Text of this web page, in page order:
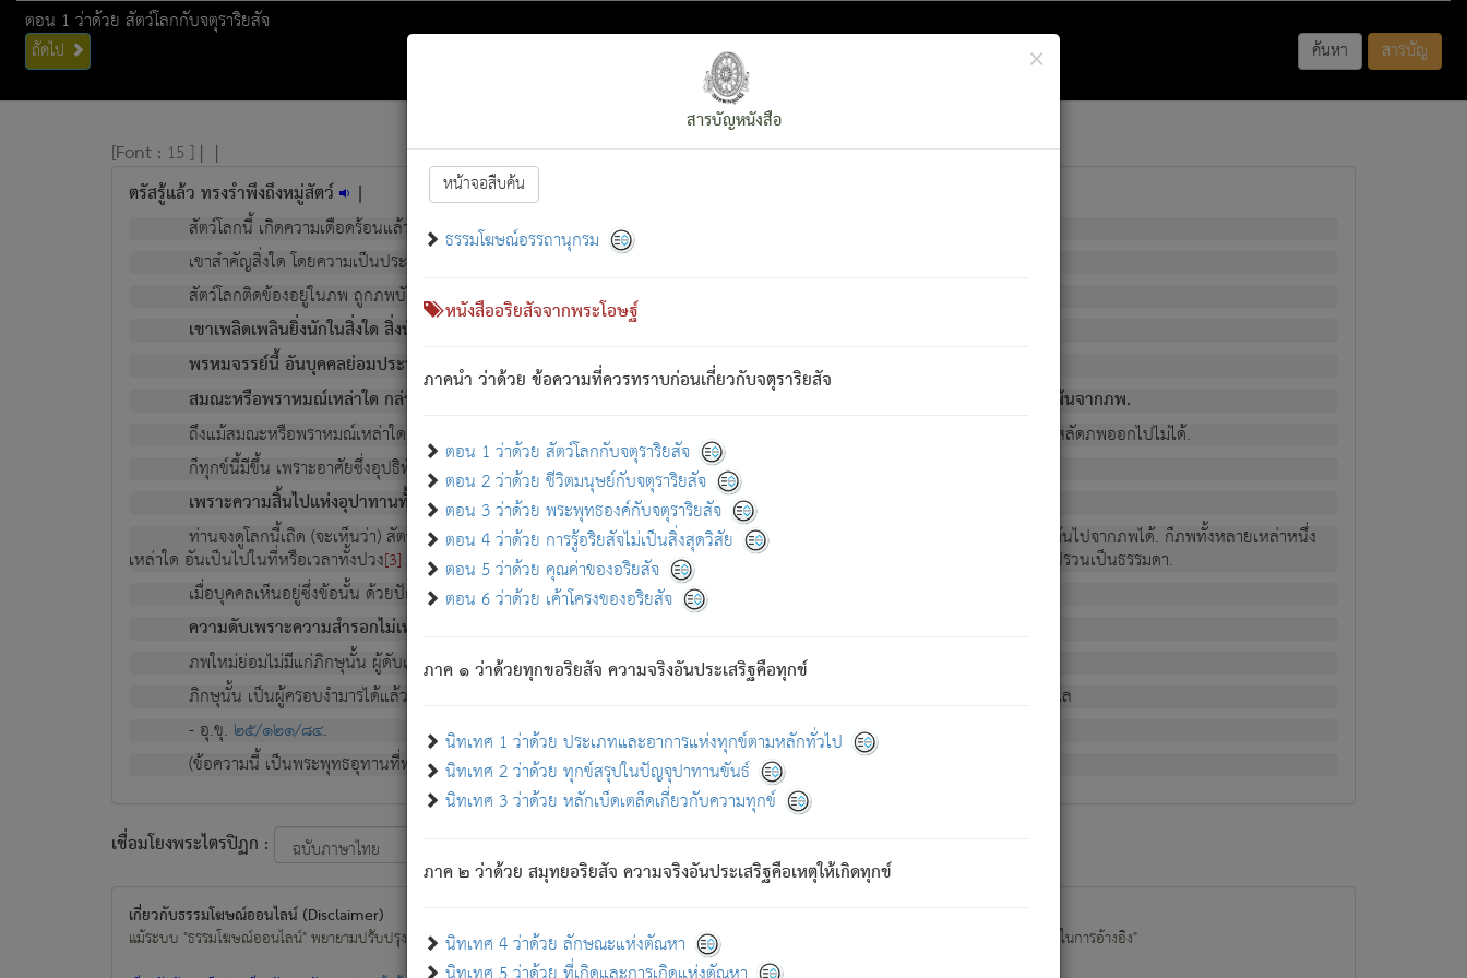
ตอน 1 ว่าด้วย สัตว์โลกกับจตุราริยสัจ
ถัดไป ค้นหา สารบัญ
×
สารบัญหนังสือ
หน้าจอสืบค้น
ธรรมโฆษณ์อรรถานุกรม
หนังสืออริยสัจจากพระโอษฐ์
ภาคนำ ว่าด้วย ข้อความที่ควรทราบก่อนเกี่ยวกับจตุราริยสัจ
ตอน 1 ว่าด้วย สัตว์โลกกับจตุราริยสัจ
ตอน 2 ว่าด้วย ชีวิตมนุษย์กับจตุราริยสัจ
ตอน 3 ว่าด้วย พระพุทธองค์กับจตุราริยสัจ
ตอน 4 ว่าด้วย การรู้อริยสัจไม่เป็นสิ่งสุดวิสัย
ตอน 5 ว่าด้วย คุณค่าของอริยสัจ
ตอน 6 ว่าด้วย เค้าโครงของอริยสัจ
ภาค ๑ ว่าด้วยทุกขอริยสัจ ความจริงอันประเสริฐคือทุกข์
นิทเทศ 1 ว่าด้วย ประเภทและอาการแห่งทุกข์ตามหลักทั่วไป
นิทเทศ 2 ว่าด้วย ทุกข์สรุปในปัญจุปาทานขันธ์
นิทเทศ 3 ว่าด้วย หลักเบ็ดเตล็ดเกี่ยวกับความทุกข์
ภาค ๒ ว่าด้วย สมุทยอริยสัจ ความจริงอันประเสริฐคือเหตุให้เกิดทุกข์
นิทเทศ 4 ว่าด้วย ลักษณะแห่งตัณหา
[Font : 15 ] | |
ตรัสรู้แล้ว ทรงรำพึงถึงหมู่สัตว์ |
สัตว์โลกนี้ เกิดความเดือดร้อนแล้ว มีผัสสะบังหน้า[1]ย่อมกล่าวซึ่งโรค (ความเสียดแทง) นั้นโดยความเป็นตัวเป็นตน
เขาสำคัญสิ่งใด โดยความเป็นประการใด แต่สิ่งนั้นย่อมเป็น (ตามที่เป็นจริง) โดยประการอื่นจากที่เขาสำคัญนั้น
สัตว์โลกติดข้องอยู่ในภพ ถูกภพบังหน้าแล้ว มีภพโดยความเป็นอย่างอื่น (จากที่มันเป็นอยู่จริง) จึงได้เพลิดเพลินยิ่งนักในภพนั้น
เขาเพลิดเพลินยิ่งนักในสิ่งใด สิ่งนั้นเป็นภัย (ที่เขาไม่รู้จัก) : เขากลัวต่อสิ่งใดสิ่งนั้นเป็นทุกข์
พรหมจรรย์นี้ อันบุคคลย่อมประพฤติ ก็เพื่อการละขาดซึ่งภพ.
สมณะหรือพราหมณ์เหล่าใด กล่าวความหลุดพ้นจากภพว่ามีได้เพราะภพ เรากล่าวว่า สมณะหรือพราหมณ์ทั้งปวงนั้น มิใช่ผู้หลดพ้นจากภพ.
ถึงแม้สมณะหรือพราหมณ์เหล่าใด กล่าวความออกไปได้จากภพ ว่ามีได้เพราะวิภพ[2]
: เรากล่าวว่า สมณะหรือพราหมณ์ทั้งปวงนั้น ก็ยังสลัดภพออกไปไม่ได้.
ก็ทุกข์นี้มีขึ้น เพราะอาศัยซึ่งอุปธิทั้งปวง.
เพราะความสิ้นไปแห่งอุปาทานทั้งปวง ความเกิดขึ้นแห่งทุกข์จึงไม่มี.
ท่านจงดูโลกนี้เถิด (จะเห็นว่า) สัตว์ทั้งหลายอันอวิชาหนาแน่นบังหนาแล้ว; และว่า สัตว์ผู้ยินดีในภพอันเป็นแล้วนั้น ย่อมไม่เป็นผู้หลุดพ้นไปจากภพได้. ก็ภพทั้งหลายเหล่าหนึ่ง
เหล่าใด อันเป็นไปในที่หรือเวลาทั้งปวง[3] เพื่อความมีแห่งประโยชน์โดยประการทั้งปวง; ภพทั้งหลายทั้งหมดนั้น ไม่เที่ยง เป็นทุกข์ มีความแปรปรวนเป็นธรรมดา.
เมื่อบุคคลเห็นอยู่ซึ่งข้อนั้น ด้วยปัญญาอันชอบตามที่เป็นจริงอย่างนี้อยู่; เขาย่อมละภวตัณหาได้ และไม่เพลิดเพลินวิภวตัณหาด้วย.
ความดับเพราะความสำรอกไม่เหลือ (แห่งภพทั้งหลาย) เพราะความสิ้นไปแห่งตัณหาโดยประการทั้งปวง นั้นคือนิพพาน.
ภพใหม่ย่อมไม่มีแก่ภิกษุนั้น ผู้ดับเย็นสนิทแล้ว เพราะไม่มีความยึดมั่น
ภิกษุนั้น เป็นผู้ครอบงำมารได้แล้ว ชนะสงครามแล้ว ก้าวล่วงภพทั้งหลายทั้งปวงได้แล้ว เป็นผู้คงที่ (คือไม่เปลี่ยนแปลงอีกต่อไป). ดังนี้แล
- อุ.ขุ.๒๕/๑๒๑/๘๔.
(ข้อความนี้ เป็นพระพุทธอุทานที่ทรงเปล่งออก ที่โคนต้นโพธิ์เป็นที่ตรัสรู้ เมื่อตรัสรู้แล้วได้ 7 วัน)
เชื่อมโยงพระไตรปิฏก :
เกี่ยวกับธรรมโฆษณ์ออนไลน์ (Disclaimer)
แม้ระบบ "ธรรมโฆษณ์ออนไลน์" พยายามปรับปรุงข้อมูลให้ถูกต้องมากที่สุด ผู้ศึกษาก็พึงตรวจสอบกับตัวเล่มหนังสือต้นฉบับ ที่มีการพิมพ์ครั้งล่าสุด ก่อนนำข้อมูลไปใช้ในการอ้างอิง"